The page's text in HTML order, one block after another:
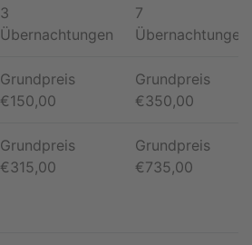
3
Übernachtungen
7
Übernachtungen
Grundpreis
€150,00
Grundpreis
€350,00
Grundpreis
€315,00
Grundpreis
€735,00